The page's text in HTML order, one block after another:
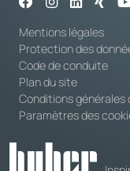
Mentions légales
Protection des
Code de conduite
Plan du site
Conditions générales
Paramètres des